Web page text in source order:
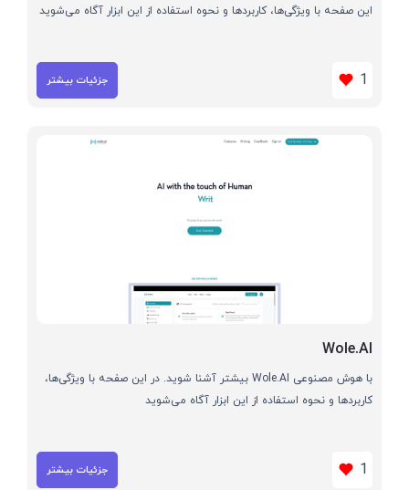
این صفحه با ویژگی‌ها، کاربردها و نحوه استفاده از این ابزار آگاه می‌شوید
1 جزئیات بیشتر
Wole.AI
با هوش مصنوعی Wole.AI بیشتر آشنا شوید. در این صفحه با ویژگی‌ها،
کاربردها و نحوه استفاده از این ابزار آگاه می‌شوید
1 جزئیات بیشتر